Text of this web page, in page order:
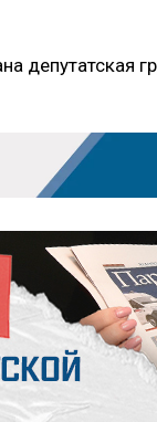
депутатская